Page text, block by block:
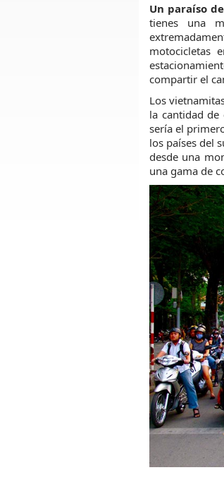
Un paraíso
tienes una
motocicletas
compartir el
Los
la cantidad
sería el
los países del
desde una
una gama de